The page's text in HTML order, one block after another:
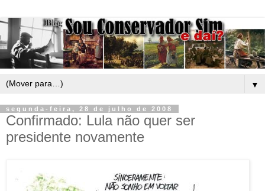
▼
segunda-feira, 28 de julho de 2008
Confirmado: Lula não quer ser
presidente novamente